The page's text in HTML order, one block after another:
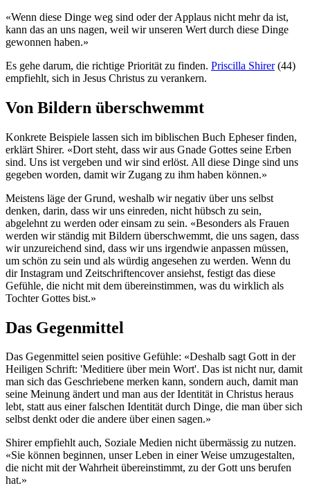
«Wenn diese Dinge weg sind oder der Applaus nicht mehr da ist,
kann das an uns nagen, weil wir unseren Wert durch diese Dinge
gewonnen haben.»
Es gehe darum, die richtige Priorität zu finden. Priscilla Shirer(44)
empfiehlt, sich in Jesus Christus zu verankern.
Von Bildern überschwemmt
Konkrete Beispiele lassen sich im biblischen Buch Epheser finden,
erklärt Shirer. «Dort steht, dass wir aus Gnade Gottes seine Erben
sind. Uns ist vergeben und wir sind erlöst. All diese Dinge sind uns
gegeben worden, damit wir Zugang zu ihm haben können.»
Meistens läge der Grund, weshalb wir negativ über uns selbst
denken, darin, dass wir uns einreden, nicht hübsch zu sein,
abgelehnt zu werden oder einsam zu sein. «Besonders als Frauen
werden wir ständig mit Bildern überschwemmt, die uns sagen, dass
wir unzureichend sind, dass wir uns irgendwie anpassen müssen,
um schön zu sein und als würdig angesehen zu werden. Wenn du
dir Instagram und Zeitschriftencover ansiehst, festigt das diese
Gefühle, die nicht mit dem übereinstimmen, was du wirklich als
Tochter Gottes bist.»
Das Gegenmittel
Das Gegenmittel seien positive Gefühle: «Deshalb sagt Gott in der
Heiligen Schrift: 'Meditiere über mein Wort'. Das ist nicht nur, damit
man sich das Geschriebene merken kann, sondern auch, damit man
seine Meinung ändert und man aus der Identität in Christus heraus
lebt, statt aus einer falschen Identität durch Dinge, die man über sich
selbst denkt oder die andere über einen sagen.»
Shirer empfiehlt auch, Soziale Medien nicht übermässig zu nutzen.
«Sie können beginnen, unser Leben in einer Weise umzugestalten,
die nicht mit der Wahrheit übereinstimmt, zu der Gott uns berufen
hat.»